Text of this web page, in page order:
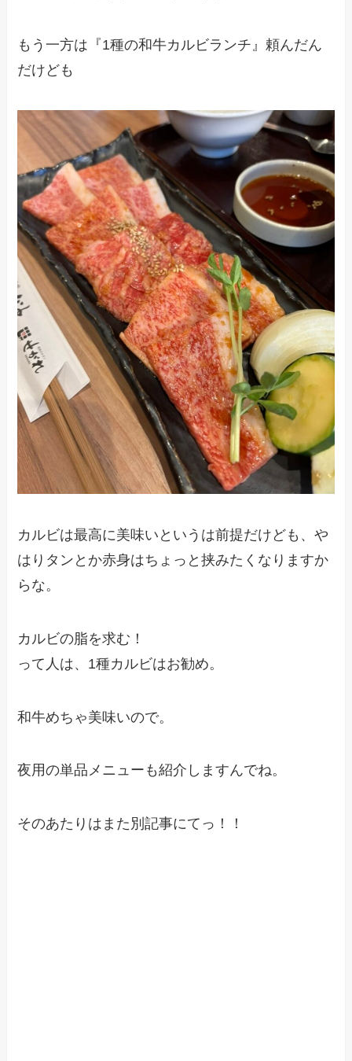
もう一方は『1種の和牛カルビランチ』頼んだん
だけども
カルビは最高に美味いというは前提だけども、や
はりタンとか赤身はちょっと挟みたくなりますか
らな。
カルビの脂を求む！
って人は、1種カルビはお勧め。
和牛めちゃ美味いので。
夜用の単品メニューも紹介しますんでね。
そのあたりはまた別記事にてっ！！